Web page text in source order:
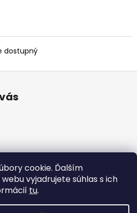
cookie. Ďalším
vyjadrujete súhlas s ich
tu.
dostupný